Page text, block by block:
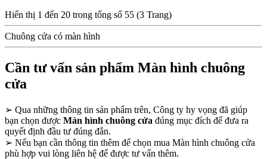
Hiển thị 1 đến 20 trong tổng số 55 (3 Trang)
Chuông cửa có màn hình
Cần tư vấn sản phẩm Màn hình chuông
cửa
➢ Qua những thông tin sản phẩm trên, Công ty hy vọng đã giúp
bạn chọn được Màn hình chuông cửa đúng mục đích để đưa ra
quyết định đầu tư đúng đắn.
➢ Nếu bạn cần thông tin thêm để chọn mua Màn hình chuông cửa
phù hợp vui lòng liên hệ để được tư vấn thêm.